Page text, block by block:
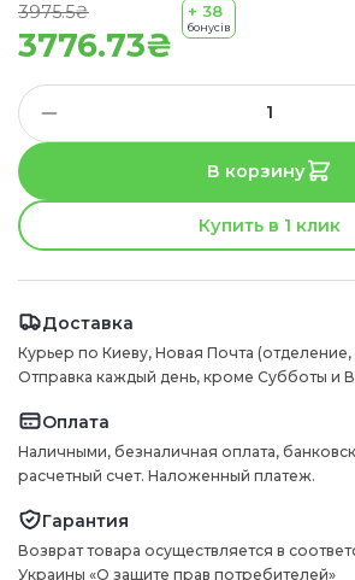
3776.73₴
3975.5₴ + 38
бонусів
В корзину
Купить в 1 клик
Доставка
Курьер по Киеву, Новая Почта
Отправка каждый день, кроме Субботы и
Оплата
Наличными, безналичная оплата,
расчетный счет. Наложенный платеж.
Гарантия
Возврат товара осуществляется в
Украины «О защите прав потребителей»